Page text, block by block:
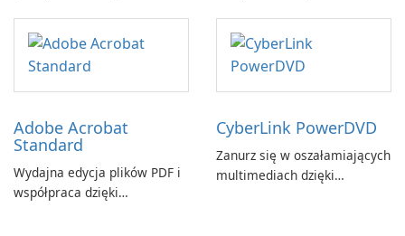
Adobe Acrobat
Standard
Wydajna edycja plików PDF i
współpraca dzięki
CyberLink PowerDVD
Zanurz się w oszałamiających
multimediach dzięki